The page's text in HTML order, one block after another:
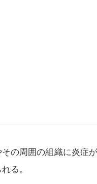
その周囲の組織に炎症
る。